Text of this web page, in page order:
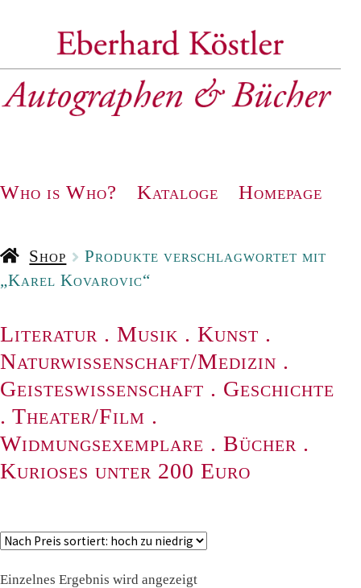
Navigation
Who is Who? Kataloge Homepage
Shop
Produkte verschlagwortet mit
„Karel Kovarovic“
Literatur . Musik . Kunst .
Naturwissenschaft/Medizin .
Geisteswissenschaft . Geschichte
. Theater/Film .
Widmungsexemplare . Bücher .
Kurioses unter 200 Euro
Einzelnes Ergebnis wird angezeigt